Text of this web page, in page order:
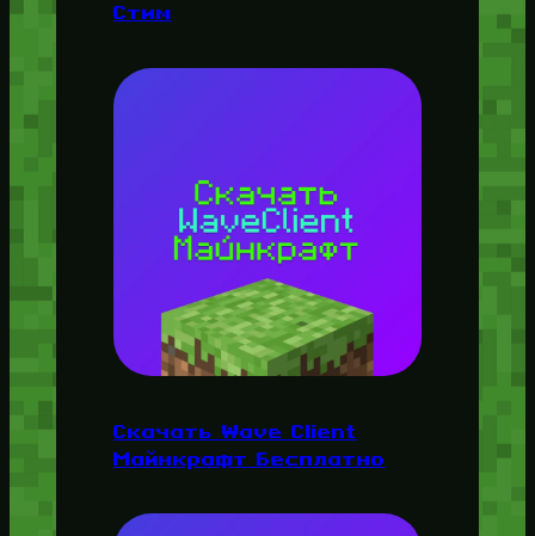
Стим
Скачать Wave Client
Майнкрафт Бесплатно